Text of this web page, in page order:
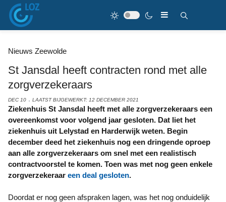
Nieuws Zeewolde
St Jansdal heeft contracten rond met alle
zorgverzekeraars
DEC 10 LAATST BIJGEWERKT: 12 DECEMBER 2021
Ziekenhuis St Jansdal heeft met alle zorgverzekeraars een
overeenkomst voor volgend jaar gesloten. Dat liet het
ziekenhuis uit Lelystad en Harderwijk weten. Begin
december deed het ziekenhuis nog een dringende oproep
aan alle zorgverzekeraars om snel met een realistisch
contractvoorstel te komen. Toen was met nog geen enkele
zorgverzekeraar een deal gesloten.
Doordat er nog geen afspraken lagen, was het nog onduidelijk